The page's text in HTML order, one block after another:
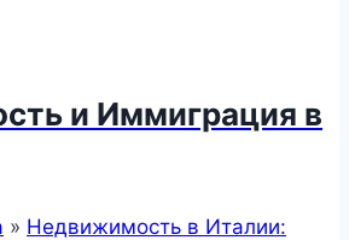
и Иммиграция в
» Недвижимость в Италии: